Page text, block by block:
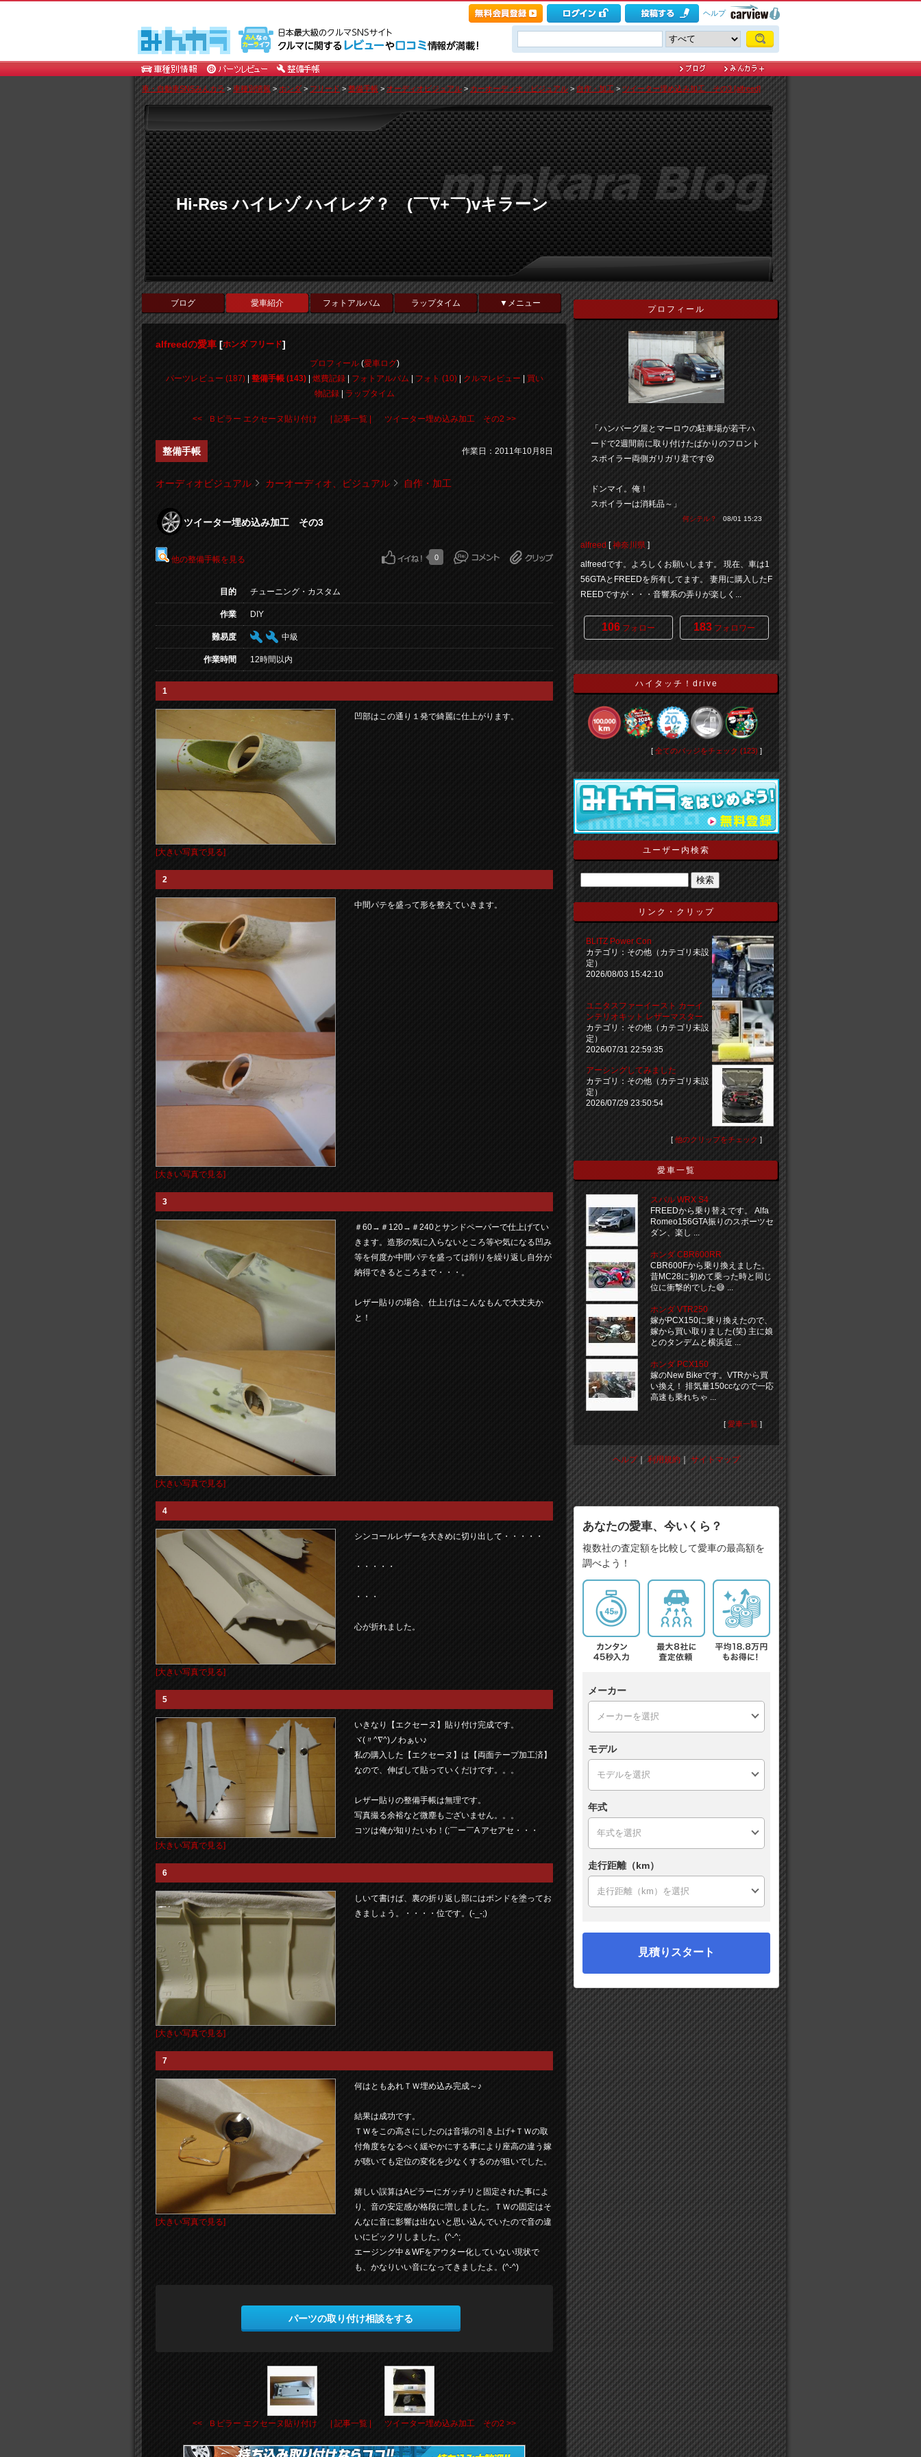
ヘルプ
車・自動車SNSみんカラ>車種別情報 >ホンダ>フリード>整備手帳>オーディオビジュアル >カーオーディオ、ビジュアル>自作・加工>ツイーター埋め込み加工 その3 [alfreed]
Hi-Res ハイレゾ ハイレグ？ (￣∇+￣)vキラーン
ブログ 愛車紹介 フォトアルバム ラップタイム ▼メニュー
alfreedの愛車 [ホンダ フリード]
プロフィール(愛車ログ)
パーツレビュー (187)| 整備手帳 (143)| 燃費記録| フォトアルバム フォト (10)| クルマレビュー
買い
物記録| ラップタイム
<< Ｂピラー エクセーヌ貼り付け | 記事一覧 | ツイーター埋め込み加工 その2 >>
整備手帳 作業日：2011年10月8日
オーディオビジュアル カーオーディオ、ビジュアル 自作・加工
ツイーター埋め込み加工 その3
他の整備手帳を見る 0
目的 チューニング・カスタム
作業 DIY
難易度 中級
作業時間 12時間以内
1
[大きい写真で見る]
凹部はこの通り１発で綺麗に仕上がります。
2
[大きい写真で見る]
中間パテを盛って形を整えていきます。
3
[大きい写真で見る]
＃60→＃120→＃240とサンドペーパーで仕上げてい
きます。造形の気に入らないところ等や気になる凹み
等を何度か中間パテを盛っては削りを繰り返し自分が
納得できるところまで・・・。
レザー貼りの場合、仕上げはこんなもんで大丈夫か
と！
4
[大きい写真で見る]
シンコールレザーを大きめに切り出して・・・・・
・・・・・
・・・
心が折れました。
5
[大きい写真で見る]
いきなり【エクセーヌ】貼り付け完成です。
ヾ(〃^∇^)ノわぁい♪
私の購入した【エクセーヌ】は【両面テープ加工済】
なので、伸ばして貼っていくだけです。。。
レザー貼りの整備手帳は無理です。
写真撮る余裕など微塵もございません。。。
コツは俺が知りたいわ！(;￣ー￣A アセアセ・・・
6
[大きい写真で見る]
しいて書けば、裏の折り返し部にはボンドを塗ってお
きましょう。・・・・位です。(-_-;)
7
[大きい写真で見る]
何はともあれＴＷ埋め込み完成～♪
結果は成功です。
ＴＷをこの高さにしたのは音場の引き上げ+ＴＷの取
付角度をなるべく緩やかにする事により座高の違う嫁
が聴いても定位の変化を少なくするのが狙いでした。
嬉しい誤算はAピラーにガッチリと固定された事によ
り、音の安定感が格段に増しました。ＴＷの固定はそ
んなに音に影響は出ないと思い込んでいたので音の違
いにビックリしました。(^-^;
エージング中＆WFをアウター化していない現状で
も、かなりいい音になってきましたよ。(^-^)
パーツの取り付け相談をする
<< Ｂピラー エクセーヌ貼り付け | 記事一覧 | ツイーター埋め込み加工 その2 >>
プロフィール
「ハンバーグ屋とマーロウの駐車場が若干ハ
ードで2週間前に取り付けたばかりのフロント
スポイラー両側ガリガリ君です😵
ドンマイ。俺！
スポイラーは消耗品～」
何シテル？ 08/01 15:23
alfreed [神奈川県 ]
alfreedです。よろしくお願いします。 現在、車は1
56GTAとFREEDを所有してます。 妻用に購入したF
REEDですが・・・音響系の弄りが楽しく...
106 フォロー 183 フォロワー
ハイタッチ！drive
[ 全てのバッジをチェック (123) ]
ユーザー内検索
リンク・クリップ
BLITZ Power Con
カテゴリ：その他（カテゴリ未設
定）
2026/08/03 15:42:10
ユニタスファーイースト カーイ
ンテリオキット レザーマスター
カテゴリ：その他（カテゴリ未設
定）
2026/07/31 22:59:35
アーシングしてみました
カテゴリ：その他（カテゴリ未設
定）
2026/07/29 23:50:54
[ 他のクリップをチェック ]
愛車一覧
スバル WRX S4
FREEDから乗り替えです。 Alfa
Romeo156GTA振りのスポーツセ
ダン、楽し ...
ホンダ CBR600RR
CBR600Fから乗り換えました。
昔MC28に初めて乗った時と同じ
位に衝撃的でした😅 ...
ホンダ VTR250
嫁がPCX150に乗り換えたので、
嫁から買い取りました(笑) 主に娘
とのタンデムと横浜近 ...
ホンダ PCX150
嫁のNew Bikeです。VTRから買
い換え！ 排気量150ccなので一応
高速も乗れちゃ ...
[ 愛車一覧 ]
ヘルプ｜利用規約｜サイトマップ
あなたの愛車、今いくら？
複数社の査定額を比較して愛車の最高額を
調べよう！
メーカー
モデル
年式
走行距離（km）
見積りスタート